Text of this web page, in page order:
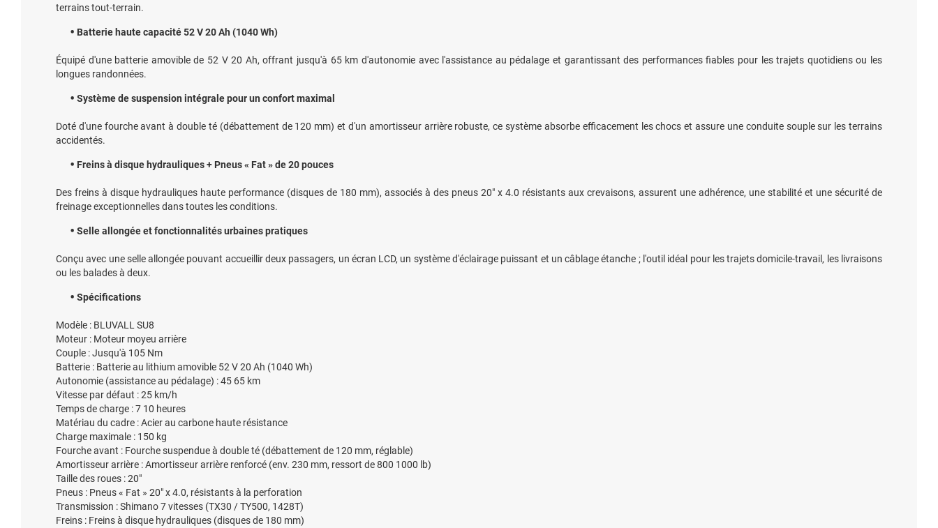
terrains tout-terrain.
Batterie haute capacité 52 V 20 Ah (1040 Wh)
Équipé d'une batterie amovible de 52 V 20 Ah, offrant jusqu'à 65 km d'autonomie avec l'assistance au pédalage et garantissant des performances fiables pour les trajets quotidiens ou les
longues randonnées.
Système de suspension intégrale pour un confort maximal
Doté d'une fourche avant à double té (débattement de 120 mm) et d'un amortisseur arrière robuste, ce système absorbe efficacement les chocs et assure une conduite souple sur les terrains
accidentés.
Freins à disque hydrauliques + Pneus « Fat » de 20 pouces
Des freins à disque hydrauliques haute performance (disques de 180 mm), associés à des pneus 20" x 4.0 résistants aux crevaisons, assurent une adhérence, une stabilité et une sécurité de
freinage exceptionnelles dans toutes les conditions.
Selle allongée et fonctionnalités urbaines pratiques
Conçu avec une selle allongée pouvant accueillir deux passagers, un écran LCD, un système d'éclairage puissant et un câblage étanche ; l'outil idéal pour les trajets domicile-travail, les livraisons
ou les balades à deux.
Spécifications
Modèle : BLUVALL SU8
Moteur : Moteur moyeu arrière
Couple : Jusqu'à 105 Nm
Batterie : Batterie au lithium amovible 52 V 20 Ah (1040 Wh)
Autonomie (assistance au pédalage) : 45 65 km
Vitesse par défaut : 25 km/h
Temps de charge : 7 10 heures
Matériau du cadre : Acier au carbone haute résistance
Charge maximale : 150 kg
Fourche avant : Fourche suspendue à double té (débattement de 120 mm, réglable)
Amortisseur arrière : Amortisseur arrière renforcé (env. 230 mm, ressort de 800 1000 lb)
Taille des roues : 20"
Pneus : Pneus « Fat » 20" x 4.0, résistants à la perforation
Transmission : Shimano 7 vitesses (TX30 / TY500, 1428T)
Freins : Freins à disque hydrauliques (disques de 180 mm)